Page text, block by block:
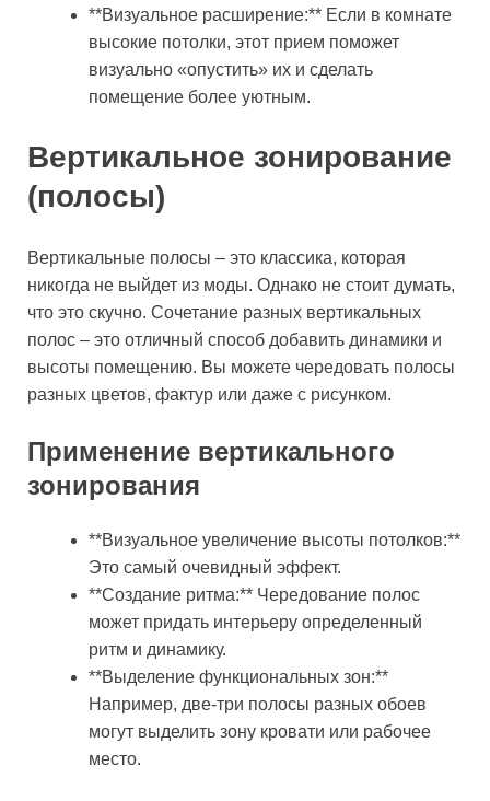
**Визуальное расширение:** Если в комнате
высокие потолки, этот прием поможет
визуально «опустить» их и сделать
помещение более уютным.
Вертикальное зонирование
(полосы)
Вертикальные полосы – это классика, которая
никогда не выйдет из моды. Однако не стоит думать,
что это скучно. Сочетание разных вертикальных
полос – это отличный способ добавить динамики и
высоты помещению. Вы можете чередовать полосы
разных цветов, фактур или даже с рисунком.
Применение вертикального
зонирования
**Визуальное увеличение высоты потолков:**
Это самый очевидный эффект.
**Создание ритма:** Чередование полос
может придать интерьеру определенный
ритм и динамику.
**Выделение функциональных зон:**
Например, две-три полосы разных обоев
могут выделить зону кровати или рабочее
место.